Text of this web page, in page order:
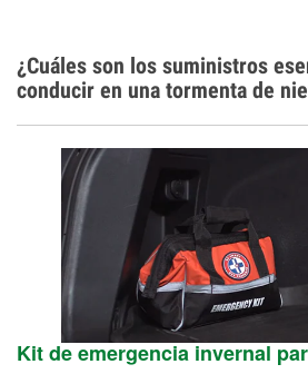
¿Cuáles son los suministros
conducir en una tormenta de
Kit de emergencia invernal